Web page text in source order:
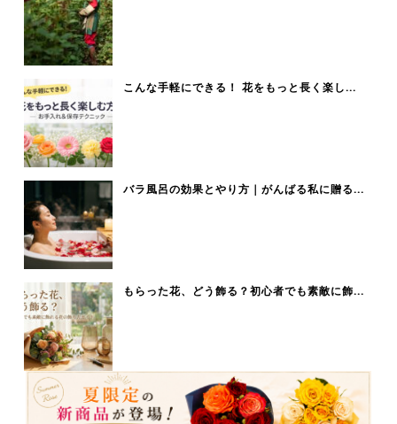
こんな手軽にできる！ 花をもっと長く楽し...
バラ風呂の効果とやり方｜がんばる私に贈る...
もらった花、どう飾る？初心者でも素敵に飾...